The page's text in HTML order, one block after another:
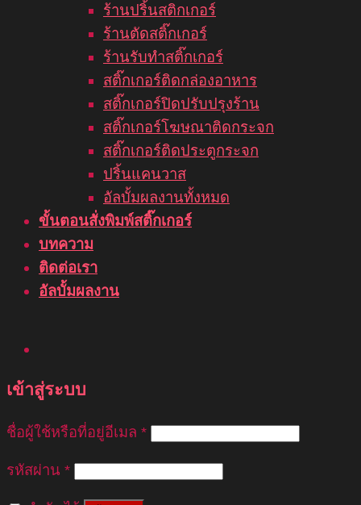
ร้านปริ้นสติกเกอร์
ร้านตัดสติ๊กเกอร์
ร้านรับทำสติ๊กเกอร์
สติ๊กเกอร์ติดกล่องอาหาร
สติ๊กเกอร์ปิดปรับปรุงร้าน
สติ๊กเกอร์โฆษณาติดกระจก
สติ๊กเกอร์ติดประตูกระจก
ปริ้นแคนวาส
อัลบั้มผลงานทั้งหมด
ขั้นตอนสั่งพิมพ์สติ๊กเกอร์
บทความ
ติดต่อเรา
อัลบั้มผลงาน
เข้าสู่ระบบ
ชื่อผู้ใช้หรือที่อยู่อีเมล *
รหัสผ่าน *